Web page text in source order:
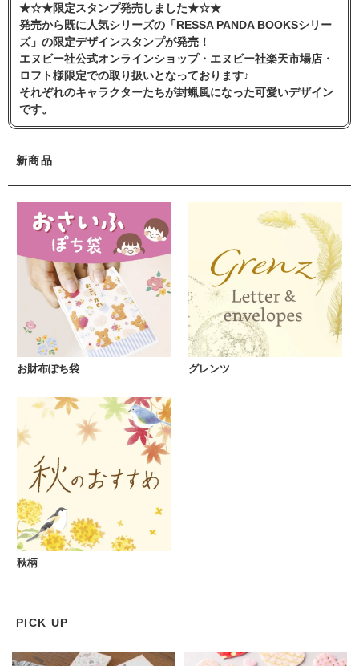
★☆★限定スタンプ発売しました★☆★
発売から既に人気シリーズの「RESSA PANDA BOOKSシリー
ズ」の限定デザインスタンプが発売！
エヌビー社公式オンラインショップ・エヌビー社楽天市場店・
ロフト様限定での取り扱いとなっております♪
それぞれのキャラクターたちが封蝋風になった可愛いデザイン
です。
新商品
お財布ぽち袋 グレンツ
秋柄
PICK UP